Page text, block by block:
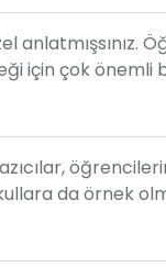
için çok önemli
da örnek